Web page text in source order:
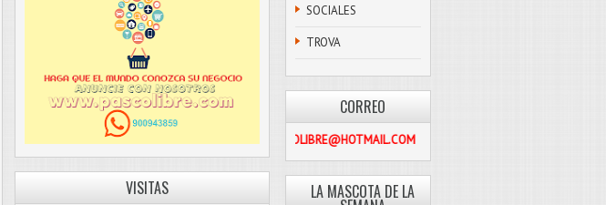
VISITAS
SOCIALES
TROVA
CORREO
PASCOLIBRE@HOTMAIL.COM
LA MASCOTA DE LA